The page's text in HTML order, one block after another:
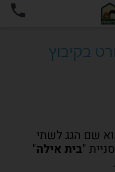
בקיבוץ
שם הגג לשתי
"בית אילה"